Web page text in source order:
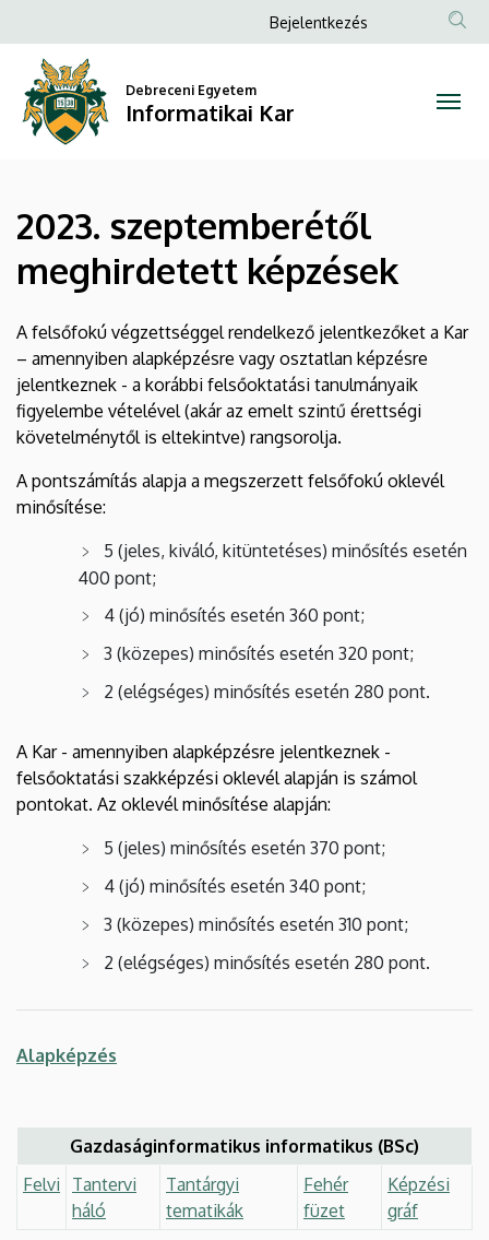
szeptemberétől
meghirdetett
képzések
Informatikai
Kar
a
tartalomra
Anonim
menüje
Bejelentkezés
Debreceni Egyetem
Informatikai Kar
2023. szeptemberétől
meghirdetett képzések
A felsőfokú végzettséggel rendelkező jelentkezőket a Kar
– amennyiben alapképzésre vagy osztatlan képzésre
jelentkeznek - a korábbi felsőoktatási tanulmányaik
figyelembe vételével (akár az emelt szintű érettségi
követelménytől is eltekintve) rangsorolja.
A pontszámítás alapja a megszerzett felsőfokú oklevél
minősítése:
5 (jeles, kiváló, kitüntetéses) minősítés esetén
400 pont;
4 (jó) minősítés esetén 360 pont;
3 (közepes) minősítés esetén 320 pont;
2 (elégséges) minősítés esetén 280 pont.
A Kar - amennyiben alapképzésre jelentkeznek -
felsőoktatási szakképzési oklevél alapján is számol
pontokat. Az oklevél minősítése alapján:
5 (jeles) minősítés esetén 370 pont;
4 (jó) minősítés esetén 340 pont;
3 (közepes) minősítés esetén 310 pont;
2 (elégséges) minősítés esetén 280 pont.
Alapképzés
Gazdaságinformatikus informatikus (BSc)
Felvi
Tantervi
háló
Tantárgyi
tematikák
Fehér
füzet
Képzési
gráf